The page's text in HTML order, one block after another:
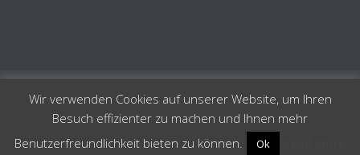
Institut
Impressum
Datenschutz
Wir verwenden Cookies auf unserer Website, um Ihren
Besuch effizienter zu machen und Ihnen mehr
Benutzerfreundlichkeit bieten zu können.
Ok